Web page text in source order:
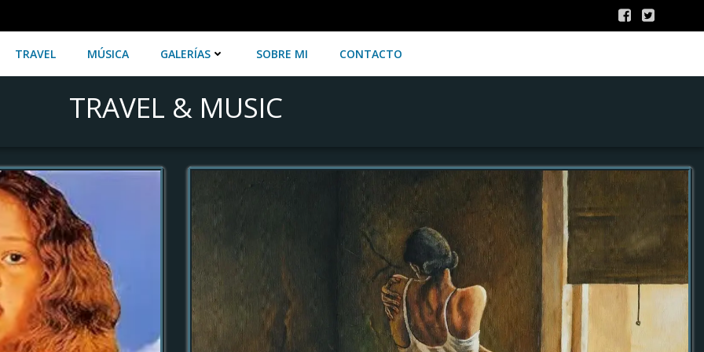
TRAVEL MÚSICA GALERÍAS SOBRE MI CONTACTO
TRAVEL & MUSIC